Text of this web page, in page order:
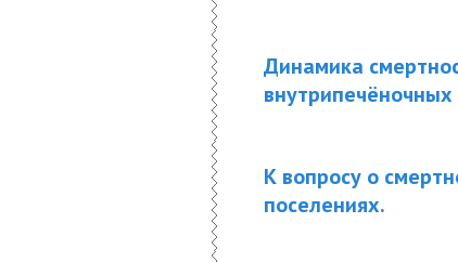
Динамика
К вопросу о
поселениях.